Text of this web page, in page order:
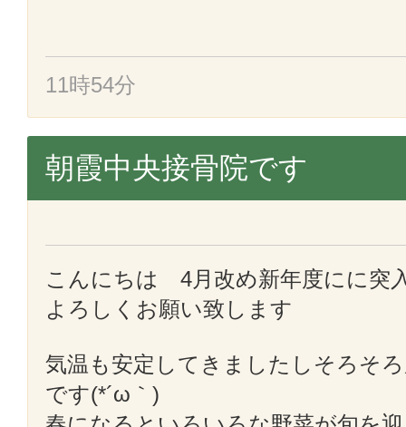
11時54分
朝霞中央接骨院です
こんにちは 4月改め新年度にに突
よろしくお願い致します
気温も安定してきましたしそろそ
です(*´ω｀)